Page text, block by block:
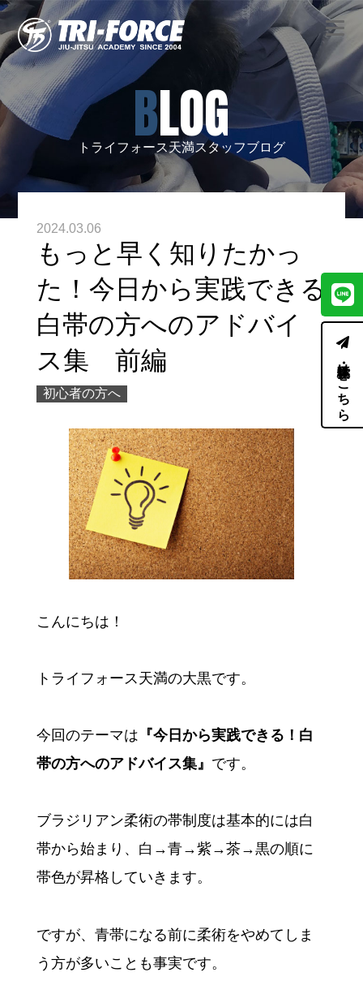
BLOG
トライフォース天満スタッフブログ
2024.03.06
もっと早く知りたかっ
た！今日から実践できる
白帯の方へのアドバイ
ス集 前編
初心者の方へ
こんにちは！
トライフォース天満の大黒です。
今回のテーマは 『今日から実践できる！白
帯の方へのアドバイス集』 です。
ブラジリアン柔術の帯制度は基本的には白
帯から始まり、白→青→紫→茶→黒の順に
帯色が昇格していきます。
ですが、青帯になる前に柔術をやめてしま
う方が多いことも事実です。
体験・見学はこちら